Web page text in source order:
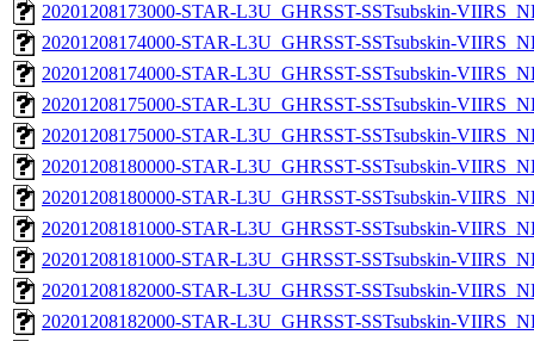
20201208173000-STAR-L3U_GHRSST-SSTsubskin-
20201208174000-STAR-L3U_GHRSST-SSTsubskin-
20201208174000-STAR-L3U_GHRSST-SSTsubskin-
20201208175000-STAR-L3U_GHRSST-SSTsubskin-
20201208175000-STAR-L3U_GHRSST-SSTsubskin-
20201208180000-STAR-L3U_GHRSST-SSTsubskin-
20201208180000-STAR-L3U_GHRSST-SSTsubskin-
20201208181000-STAR-L3U_GHRSST-SSTsubskin-
20201208181000-STAR-L3U_GHRSST-SSTsubskin-
20201208182000-STAR-L3U_GHRSST-SSTsubskin-
20201208182000-STAR-L3U_GHRSST-SSTsubskin-